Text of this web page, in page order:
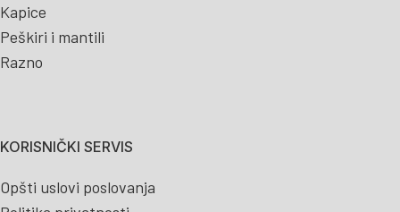
Kapice
Peškiri i mantili
Razno
KORISNIČKI SERVIS
Opšti uslovi poslovanja